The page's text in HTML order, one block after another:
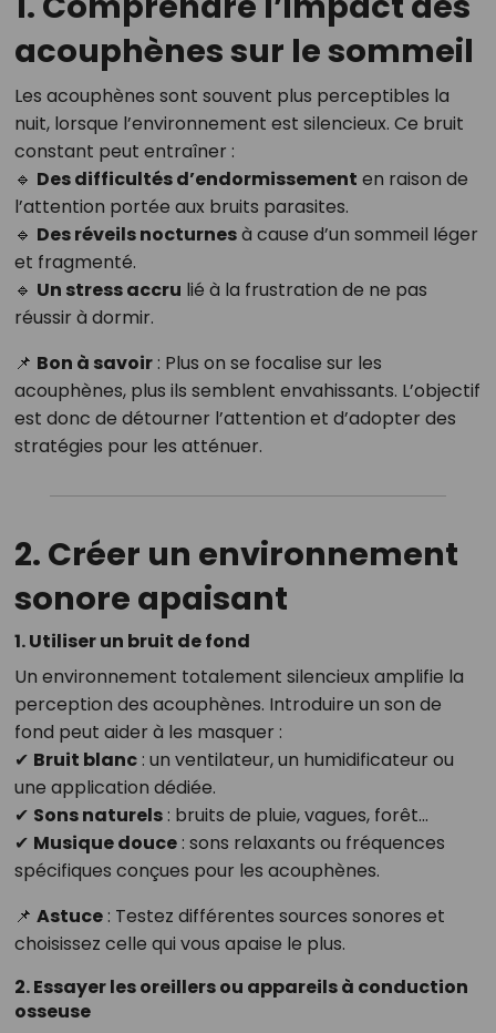
acouphènes sur le sommeil
Les acouphènes sont souvent plus perceptibles la
nuit, lorsque l’environnement est silencieux. Ce bruit
constant peut entraîner :
🔹 Des difficultés d’endormissement en raison de
l’attention portée aux bruits parasites.
🔹 Des réveils nocturnesà cause d’un sommeil léger
et fragmenté.
🔹 Un stress accru lié à la frustration de ne pas
réussir à dormir.
📌 Bon à savoir: Plus on se focalise sur les
acouphènes, plus ils semblent envahissants. L’objectif
est donc de détourner l’attention et d’adopter des
stratégies pour les atténuer.
2. Créer un environnement
sonore apaisant
1. Utiliser un bruit de fond
Un environnement totalement silencieux amplifie la
perception des acouphènes. Introduire un son de
fond peut aider à les masquer :
✔ Bruit blanc: un ventilateur, un humidificateur ou
une application dédiée.
✔ Sons naturels: bruits de pluie, vagues, forêt...
✔ Musique douce: sons relaxants ou fréquences
spécifiques conçues pour les acouphènes.
📌 Astuce: Testez différentes sources sonores et
choisissez celle qui vous apaise le plus.
2. Essayer les oreillers ou appareils à conduction
osseuse